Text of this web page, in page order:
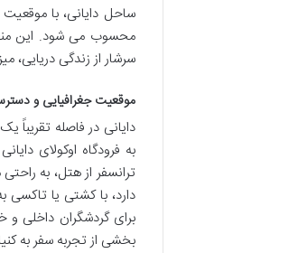
ساحل دایانی، با
محسوب می شود. این
سرشار از زندگی دریایی،
موقعیت جغرافیایی و
دایانی در فاصله تقریباً
ترانسفر از هتل، به
دارد، با کشتی یا
برای گردشگران داخلی و
بخشی از تجربه سفر به